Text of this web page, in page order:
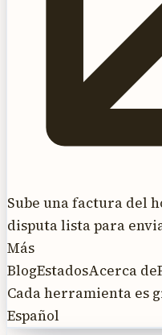
Sube una factura del
disputa lista para
Más
BlogEstadosAcerca de
Cada herramienta es
Español